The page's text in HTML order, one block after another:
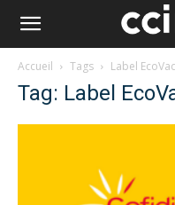
Accueil Tags Label
Tag: Label